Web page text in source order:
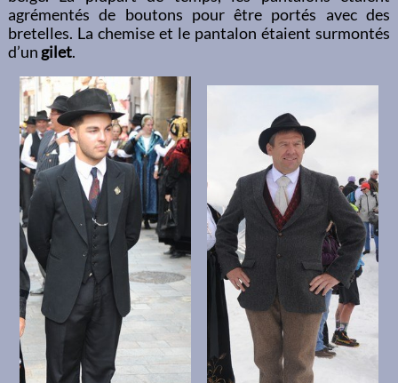
agrémentés de boutons pour être portés avec des
bretelles. La chemise et le pantalon étaient surmontés
d’un gilet.